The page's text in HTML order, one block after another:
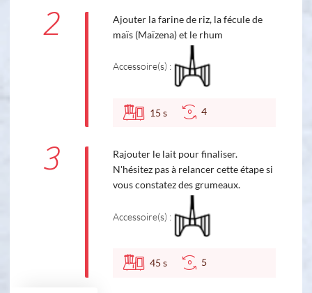
2
Ajouter la farine de riz, la fécule de
maïs (Maïzena) et le rhum
Accessoire(s) :
15 s 4
3
Rajouter le lait pour finaliser.
N'hésitez pas à relancer cette étape si
vous constatez des grumeaux.
Accessoire(s) :
45 s 5